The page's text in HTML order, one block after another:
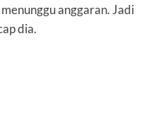
anggaran. Jadi
dia.